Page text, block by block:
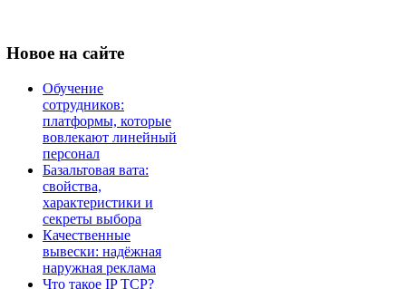
Новое на сайте
Обучение
сотрудников:
платформы, которые
вовлекают линейный
персонал
Базальтовая вата:
свойства,
характеристики и
секреты выбора
Качественные
вывески: надёжная
наружная реклама
Что такое IP TCP?